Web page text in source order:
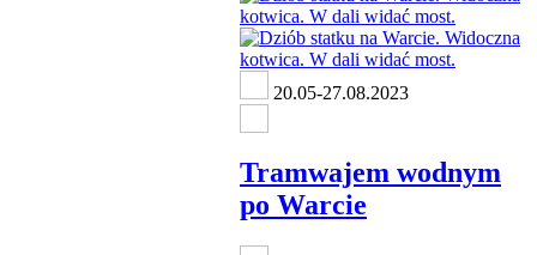
20.05-27.08.2023
Tramwajem wodnym
po Warcie